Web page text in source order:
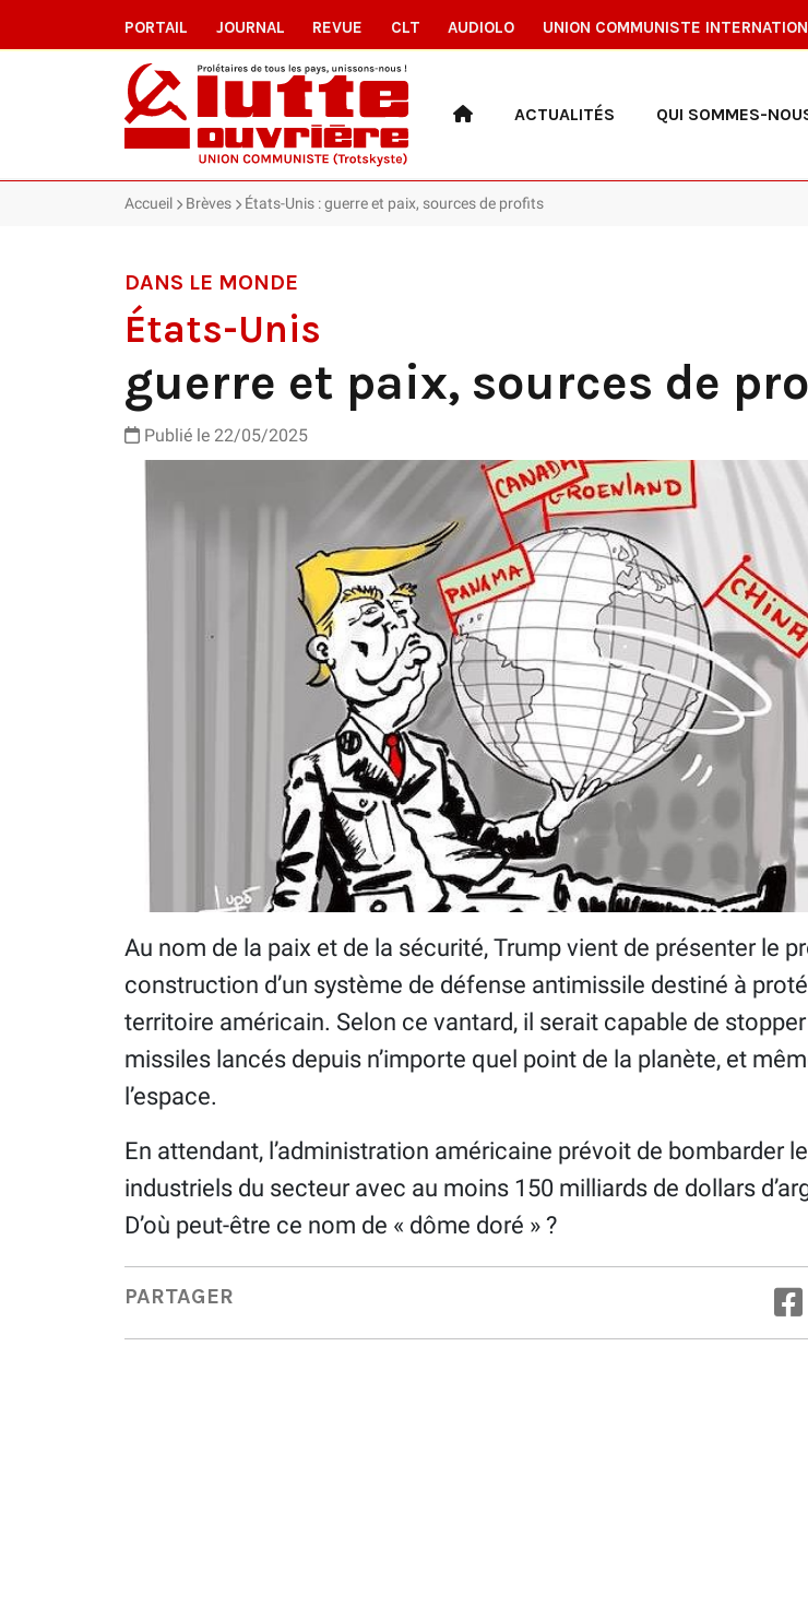
PORTAIL JOURNAL REVUE CLT AUDIOLO UNION COMMUNISTE
ACTUALITÉS QUI SOMMES-
Accueil Brèves États-Unis : guerre et paix, sources de profits
DANS LE MONDE
États-Unis
guerre et paix, sources de
Publié le 22/05/2025
Au nom de la paix et de la sécurité, Trump vient de présenter le
construction d’un système de défense antimissile destiné à
territoire américain. Selon ce vantard, il serait capable de
missiles lancés depuis n’importe quel point de la planète, et
l’espace.
En attendant, l’administration américaine prévoit de bombarder
industriels du secteur avec au moins 150 milliards de dollars
D’où peut-être ce nom de « dôme doré » ?
PARTAGER